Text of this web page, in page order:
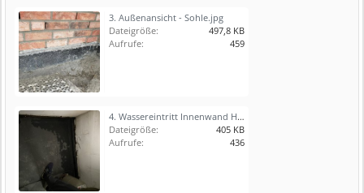
3. Außenansicht - Sohle.jpg
Dateigröße:
497,8 KB
Aufrufe:
459
4. Wassereintritt Innenwand HWR.JPG
Dateigröße:
405 KB
Aufrufe:
436